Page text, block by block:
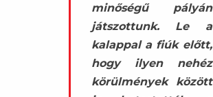
minőségű pályán
játszottunk. Le a
kalappal a fiúk előtt,
hogy ilyen nehéz
körülmények között